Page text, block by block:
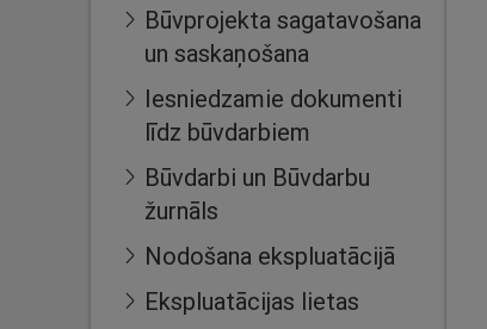
Būvprojekta sagatavošana
un saskaņošana
Iesniedzamie dokumenti
līdz būvdarbiem
Būvdarbi un Būvdarbu
žurnāls
Nodošana ekspluatācijā
Ekspluatācijas lietas